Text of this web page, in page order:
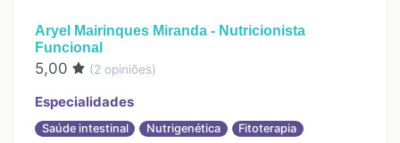
13:00
17:00
Aryel Mairinques Miranda - Nutricionista
Funcional
5,00 (2 opiniões)
Especialidades
Saúde intestinal Nutrigenética
Fitoterapia